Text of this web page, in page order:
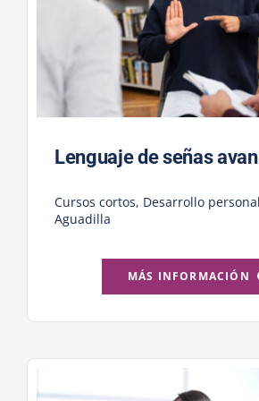
Lenguaje de señas
Cursos cortos, Desarrollo personal
Aguadilla
MÁS INFORMACIÓN